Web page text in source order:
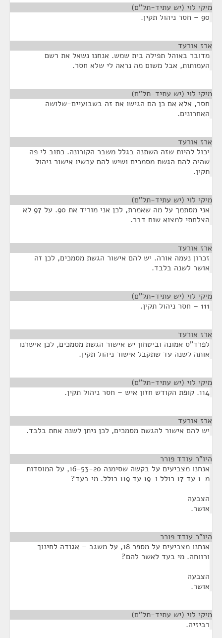
מיקי לוי (יש עתיד-תל"ם)
90 – חסר ניהול תקין.
ארז אורעד
מדובר באוהל תפילה בית שמש. אנחנו נשאל את רשם
העמותות, אבל משום מה נראה לי שלא חסר.
מיקי לוי (יש עתיד-תל"ם)
חסר, אלא אם כן הם הגישו את זה בשבועיים-שלושה
האחרונים.
ארז אורעד
יכול להיות שזה השתנה בגלל משבר הקורונה. כתוב לי פה
שהיה להם הגשת מסמכים ושיש להם עכשיו אישור ניהול
תקין.
מיקי לוי (יש עתיד-תל"ם)
אני מסתמך על מה שאמרת, לכן אני מוריד את 90. על 97 לא
הצלחתי למצוא שום דבר.
ארז אורעד
זכרון נעמה אורה. יש להם אישור הגשת מסמכים, לכן זה
אושר לשנה בלבד.
מיקי לוי (יש עתיד-תל"ם)
111 – חסר ניהול תקין.
ארז אורעד
לפרד"ס אמונה וביטחון יש אישור הגשת מסמכים, לכן אישרנו
אותה לשנה עד שתקבל אישור ניהול תקין.
מיקי לוי (יש עתיד-תל"ם)
114. קופת הקודש חזון איש – חסר ניהול תקין.
ארז אורעד
יש להם אישור להגשת מסמכים, לכן ניתן לשנה אחת בלבד.
היו"ר עודד פורר
אנחנו מצביעים על בקשה שסימנה 16-53-20, על המוסדות
מ-1 עד 17 כולל ו-19 עד 119 כולל. מי בעד?
הצבעה
אושר.
היו"ר עודד פורר
אנחנו מצביעים על מספר 18, על משגב – אגודה לחינוך
ורווחה. מי בעד לאשר להם?
הצבעה
אושר.
מיקי לוי (יש עתיד-תל"ם)
רביזיה.